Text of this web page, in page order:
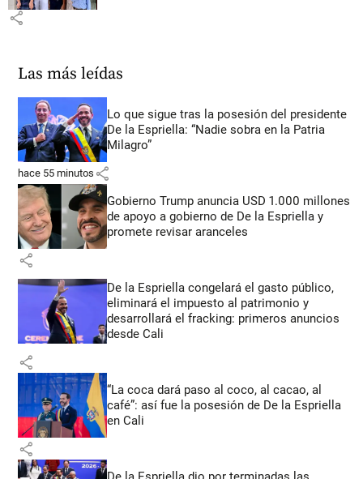
share
Las más leídas
Lo que sigue tras la posesión del presidente
De la Espriella: “Nadie sobra en la Patria
Milagro”
hace 55 minutos share
Gobierno Trump anuncia USD 1.000 millones
de apoyo a gobierno de De la Espriella y
promete revisar aranceles
share
De la Espriella congelará el gasto público,
eliminará el impuesto al patrimonio y
desarrollará el fracking: primeros anuncios
desde Cali
share
“La coca dará paso al coco, al cacao, al
café”: así fue la posesión de De la Espriella
en Cali
share